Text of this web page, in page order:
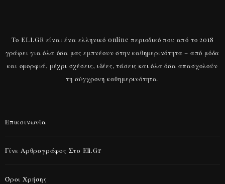
Το ELI.GR είναι ένα ελληνικό online περιοδικό που από το 2018
γράφει για όλα όσα μας εμπνέουν στην καθημερινότητα – από μόδα
και ομορφιά, μέχρι σχέσεις, ιδέες, τάσεις και όλα όσα απασχολούν
τη σύγχρονη καθημερινότητα.
Επικοινωνία
Γίνε Αρθρογράφος Στο Eli.gr
Όροι Χρήσης